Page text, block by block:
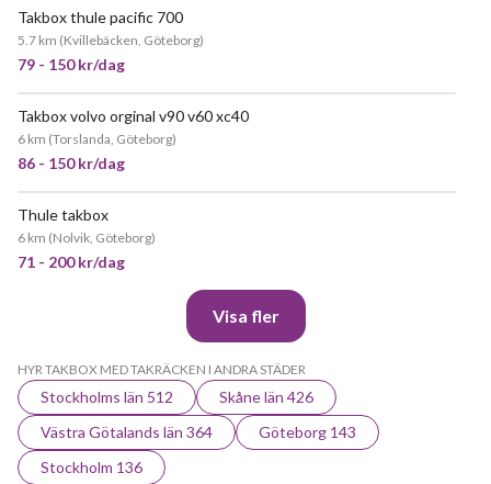
Takbox thule pacific 700
5.7 km (Kvillebäcken, Göteborg)
79 - 150 kr/dag
Takbox volvo orginal v90 v60 xc40
6 km (Torslanda, Göteborg)
86 - 150 kr/dag
Thule takbox
6 km (Nolvik, Göteborg)
71 - 200 kr/dag
Visa fler
HYR TAKBOX MED TAKRÄCKEN I ANDRA STÄDER
Stockholms län 512
Skåne län 426
Västra Götalands län 364
Göteborg 143
Stockholm 136